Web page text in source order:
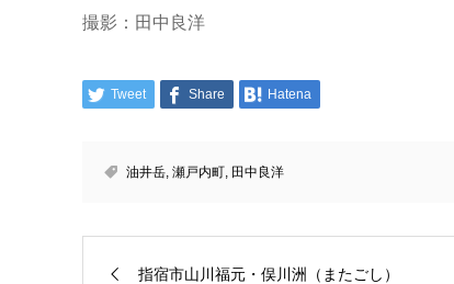
撮影：田中良洋
Tweet Share Hatena
油井岳, 瀬戸内町, 田中良洋
指宿市山川福元・俣川洲（またごし）